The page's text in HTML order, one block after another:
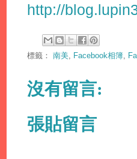
http://
標籤： 南美 Facebook相簿
沒有留言:
張貼留言